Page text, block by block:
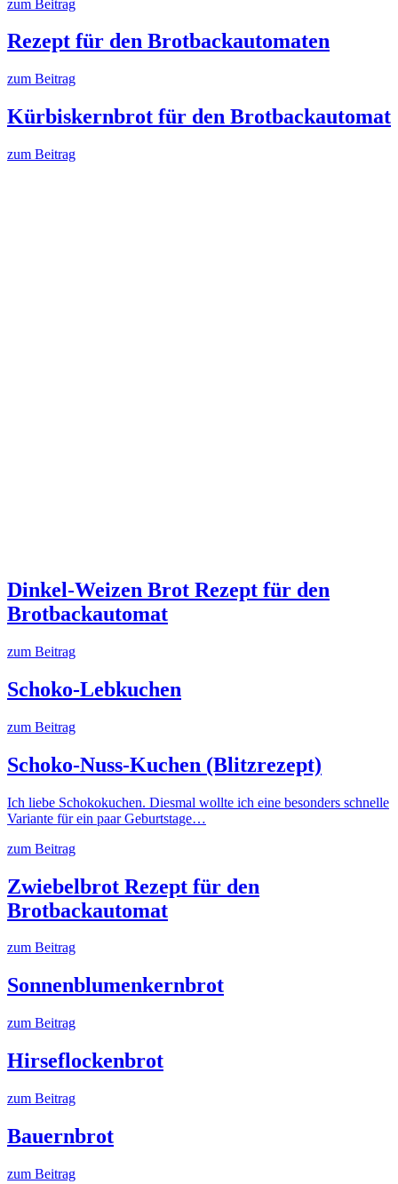
zum Beitrag
Rezept für den Brotbackautomaten
zum Beitrag
Kürbiskernbrot für den Brotbackautomat
zum Beitrag
Dinkel-Weizen Brot Rezept für den
Brotbackautomat
zum Beitrag
Schoko-Lebkuchen
zum Beitrag
Schoko-Nuss-Kuchen (Blitzrezept)
Ich liebe Schokokuchen. Diesmal wollte ich eine besonders schnelle
Variante für ein paar Geburtstage…
zum Beitrag
Zwiebelbrot Rezept für den
Brotbackautomat
zum Beitrag
Sonnenblumenkernbrot
zum Beitrag
Hirseflockenbrot
zum Beitrag
Bauernbrot
zum Beitrag